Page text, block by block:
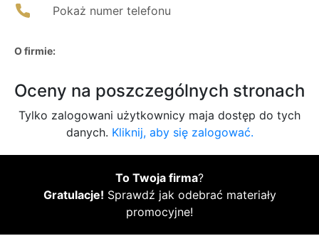
Pokaż numer telefonu
O firmie:
Oceny na poszczególnych stronach
Tylko zalogowani użytkownicy maja dostęp do tych
danych. Kliknij, aby się zalogować.
To Twoja firma?
Gratulacje! Sprawdź jak odebrać materiały
promocyjne!